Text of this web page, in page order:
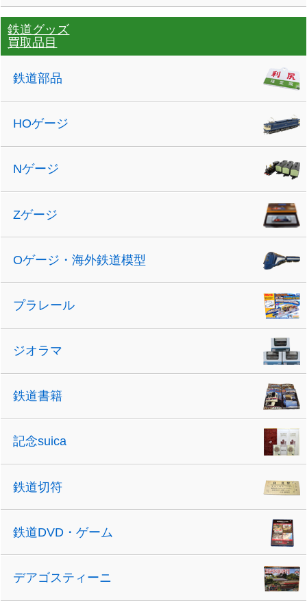
鉄道グッズ
買取品目
鉄道部品
HOゲージ
Nゲージ
Zゲージ
Oゲージ・海外鉄道模型
プラレール
ジオラマ
鉄道書籍
記念suica
鉄道切符
鉄道DVD・ゲーム
デアゴスティーニ